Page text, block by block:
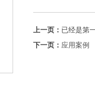
上一页： 已经是第
下一页： 应用案例